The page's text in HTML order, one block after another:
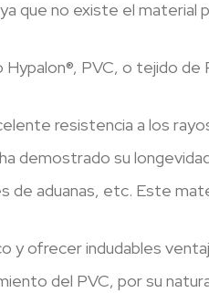
que no existe el material
PVC, o tejido de
resistencia a los
demostrado su
aduanas, etc. Este
y ofrecer indudables
del PVC, por su